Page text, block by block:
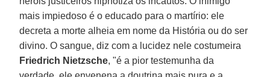
mais impiedoso é o educado para o martírio: ele
decreta a morte alheia em nome da História ou do ser
divino. O sangue, diz com a lucidez nele costumeira
Friedrich Nietzsche, "é a pior testemunha da